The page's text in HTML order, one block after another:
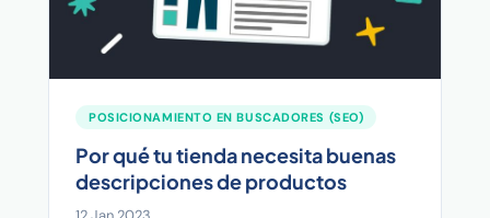
POSICIONAMIENTO EN BUSCADORES (SEO)
Por qué tu tienda necesita buenas
descripciones de productos